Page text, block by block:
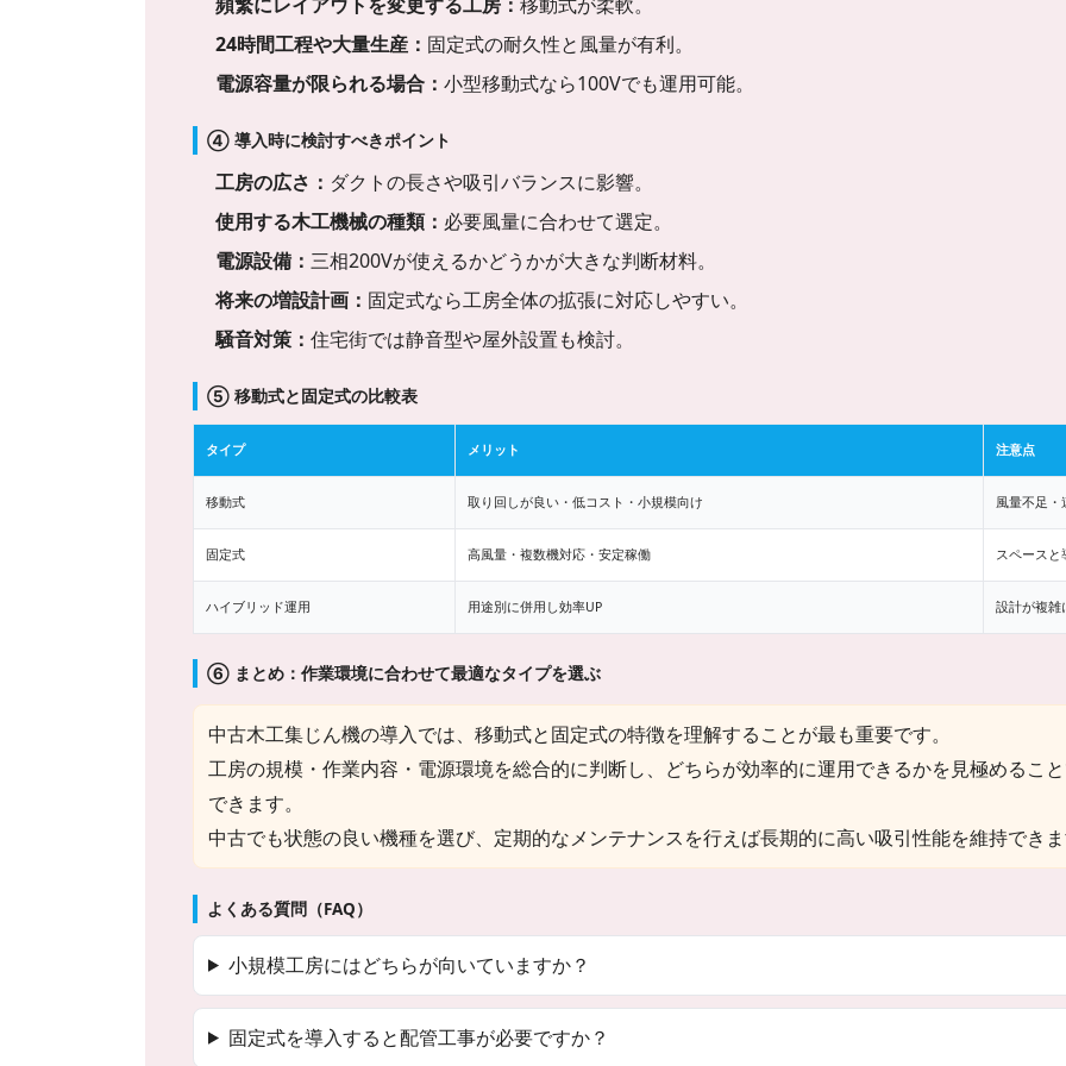
24時間工程や大量生産： 固定式の耐久性と風量が有利。
電源容量が限られる場合：小型移動式なら100Vでも運用可能。
④ 導入時に検討すべきポイント
工房の広さ： ダクトの長さや吸引バランスに影響。
使用する木工機械の種類： 必要風量に合わせて選定。
電源設備：三相200Vが使えるかどうかが大きな判断材料。
将来の増設計画： 固定式なら工房全体の拡張に対応しやすい。
騒音対策：住宅街では静音型や屋外設置も検討。
⑤ 移動式と固定式の比較表
タイプ メリット 注意点
移動式 取り回しが良い・低コスト・小規模向け 風量不足・
固定式 高風量・複数機対応・安定稼働 スペースと
ハイブリッド運用 用途別に併用し効率UP 設計が複雑
⑥ まとめ：作業環境に合わせて最適なタイプを選ぶ
中古木工集じん機の導入では、移動式と固定式の特徴を理解することが最も重要です。
工房の規模・作業内容・電源環境を総合的に判断し、どちらが効率的に運用できるかを見極めるこ
できます。
中古でも状態の良い機種を選び、定期的なメンテナンスを行えば長期的に高い吸引性能を維持できま
よくある質問（FAQ）
小規模工房にはどちらが向いていますか？
固定式を導入すると配管工事が必要ですか？